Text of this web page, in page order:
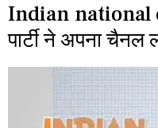
Indian national
पार्टी ने अपना चैनल